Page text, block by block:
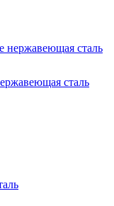
нержавеющая сталь
сталь